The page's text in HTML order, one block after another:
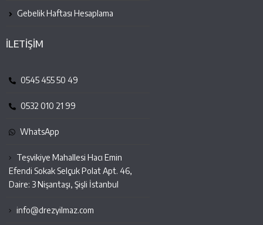
Gebelik Haftası Hesaplama
İLETİŞİM
0545 455 50 49
0532 010 21 99
WhatsApp
Teşvikiye Mahallesi Hacı Emin
Efendi Sokak Selçuk Polat Apt. 46,
Daire: 3 Nişantaşı, Şişli İstanbul
info@drezyilmaz.com